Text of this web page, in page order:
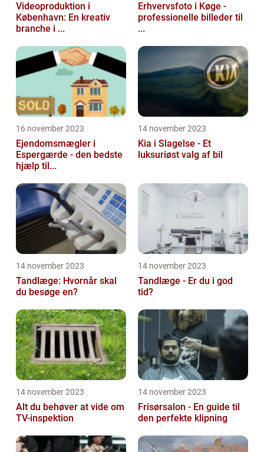
Videoproduktion i
København: En kreativ
branche i ...
Erhvervsfoto i Køge -
professionelle billeder til
...
16 november 2023
Ejendomsmægler i
Espergærde - den bedste
hjælp til...
14 november 2023
Kia i Slagelse - Et
luksuriøst valg af bil
14 november 2023
Tandlæge: Hvornår skal
du besøge en?
14 november 2023
Tandlæge - Er du i god
tid?
14 november 2023
Alt du behøver at vide om
TV-inspektion
14 november 2023
Frisørsalon - En guide til
den perfekte klipning